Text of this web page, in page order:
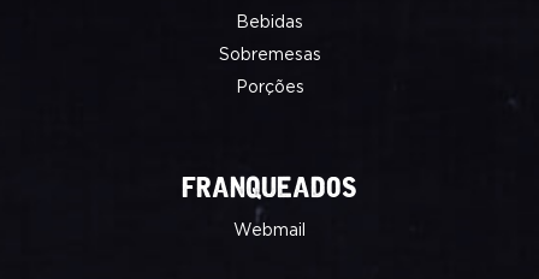
Bebidas
Sobremesas
Porções
FRANQUEADOS
Webmail